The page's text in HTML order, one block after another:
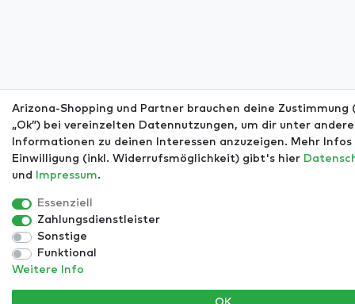
Arizona-Shopping und Partner brauchen deine Zustimmung
„Ok”) bei vereinzelten Datennutzungen, um dir unter
Informationen zu deinen Interessen anzuzeigen. Mehr Infos
Einwilligung (inkl. Widerrufsmöglichkeit) gibt's hier
und
Impressum.
Essenziell
Zahlungsdienstleister
Sonstige
Funktional
Weitere Info